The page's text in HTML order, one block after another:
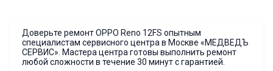
Доверьте ремонт OPPO Reno 12FS опытным
специалистам сервисного центра в Москве «МЕДВЕДЪ
СЕРВИС». Мастера центра готовы выполнить ремонт
любой сложности в течение 30 минут с гарантией.